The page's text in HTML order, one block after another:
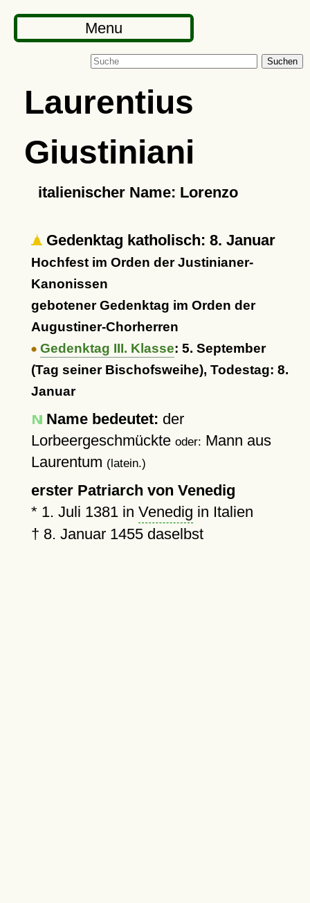
Menu
Suchen
Laurentius
Giustiniani
italienischer Name: Lorenzo
Gedenktag katholisch: 8. Januar
Hochfest im Orden der Justinianer-
Kanonissen
gebotener Gedenktag im Orden der
Augustiner-Chorherren
Gedenktag III. Klasse: 5. September
(Tag seiner Bischofsweihe), Todestag: 8.
Januar
Name bedeutet: der
Lorbeergeschmückte oder: Mann aus
Laurentum (latein.)
erster Patriarch von Venedig
* 1. Juli 1381in Venedig in Italien
† 8. Januar 1455daselbst